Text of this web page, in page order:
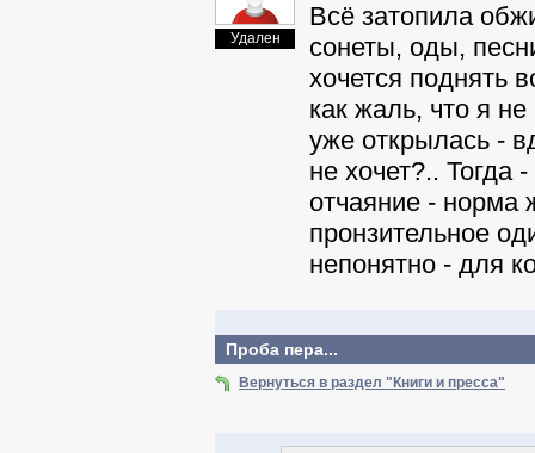
Удален
Всё затопила
сонеты, оды,
хочется поднять
как жаль, что я
уже открылась -
не хочет?.. Тогда
отчаяние - норма
пронзительное
непонятно - для
Проба пера...
Вернуться в раздел "Книги и пресса"